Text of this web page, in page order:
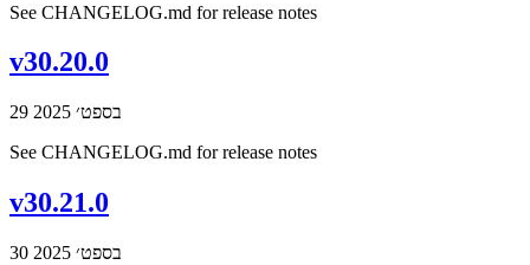
See CHANGELOG.md for release notes
v30.20.0
29 בספט׳ 2025
See CHANGELOG.md for release notes
v30.21.0
30 בספט׳ 2025